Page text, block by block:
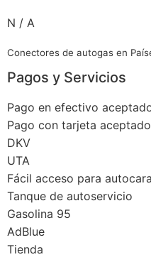
N / A
Conectores de autogas en
Pagos y Servicios
Pago en efectivo
Pago con tarjeta aceptado
DKV
UTA
Fácil acceso para
Tanque de autoservicio
Gasolina 95
AdBlue
Tienda